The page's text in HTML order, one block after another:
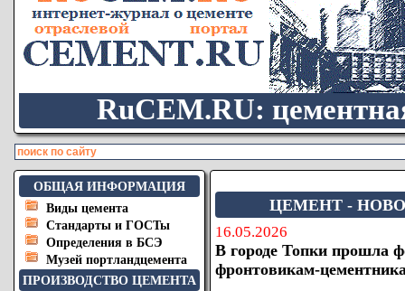
RuCEM.RU:
ОБЩАЯ ИНФОРМАЦИЯ
Виды цемента
Стандарты и ГОСТы
Определения в БСЭ
Музей портландцемента
ПРОИЗВОДСТВО ЦЕМЕНТА
ЦЕМЕНТ -
16.05.2026
В городе Топки прошла
фронтовикам-